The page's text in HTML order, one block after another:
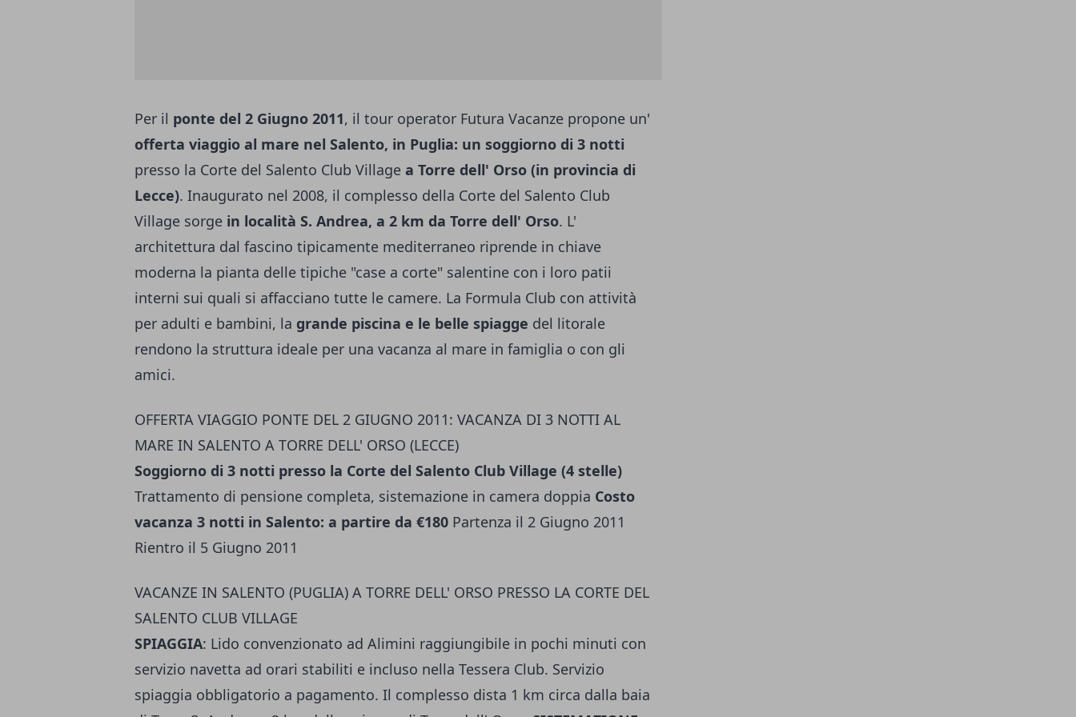
Per il ponte del 2 Giugno 2011, il tour operator Futura Vacanze propone un'
offerta viaggio al mare nel Salento, in Puglia: un soggiorno di 3 notti
presso la Corte del Salento Club Village a Torre dell' Orso (in provincia di
Lecce). Inaugurato nel 2008, il complesso della Corte del Salento Club
Village sorge in località S. Andrea, a 2 km da Torre dell' Orso. L'
architettura dal fascino tipicamente mediterraneo riprende in chiave
moderna la pianta delle tipiche "case a corte" salentine con i loro patii
interni sui quali si affacciano tutte le camere. La Formula Club con attività
per adulti e bambini, la grande piscina e le belle spiagge del litorale
rendono la struttura ideale per una vacanza al mare in famiglia o con gli
amici.
OFFERTA VIAGGIO PONTE DEL 2 GIUGNO 2011: VACANZA DI 3 NOTTI AL
MARE IN SALENTO A TORRE DELL' ORSO (LECCE)
Soggiorno di 3 notti presso la Corte del Salento Club Village (4 stelle)
Trattamento di pensione completa, sistemazione in camera doppia Costo
vacanza 3 notti in Salento: a partire da €180 Partenza il 2 Giugno 2011
Rientro il 5 Giugno 2011
VACANZE IN SALENTO (PUGLIA) A TORRE DELL' ORSO PRESSO LA CORTE DEL
SALENTO CLUB VILLAGE
SPIAGGIA: Lido convenzionato ad Alimini raggiungibile in pochi minuti con
servizio navetta ad orari stabiliti e incluso nella Tessera Club. Servizio
spiaggia obbligatorio a pagamento. Il complesso dista 1 km circa dalla baia